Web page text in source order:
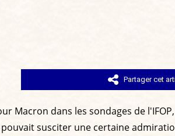
Partager cet
Macron dans les sondages de
susciter une certaine